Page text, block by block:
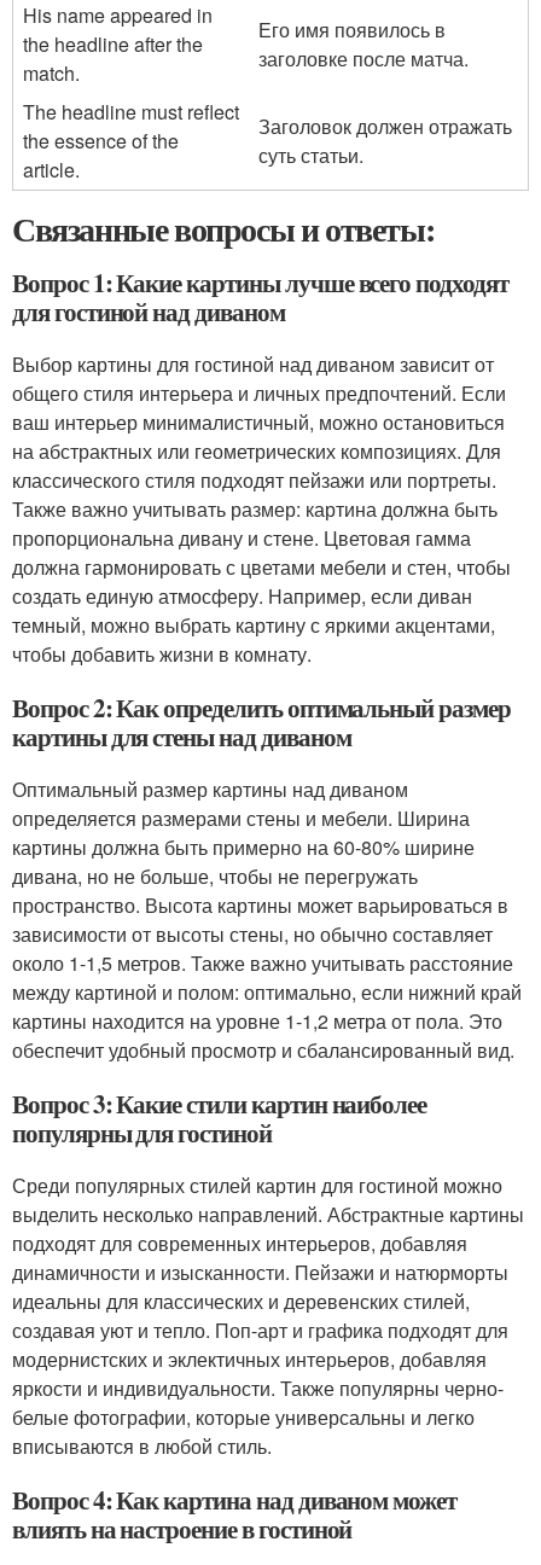
His name appeared in
the headline after the
match.
Его имя появилось в
заголовке после матча.
The headline must reflect
the essence of the
article.
Заголовок должен отражать
суть статьи.
Связанные вопросы и ответы:
Вопрос 1: Какие картины лучше всего подходят
для гостиной над диваном
Выбор картины для гостиной над диваном зависит от
общего стиля интерьера и личных предпочтений. Если
ваш интерьер минималистичный, можно остановиться
на абстрактных или геометрических композициях. Для
классического стиля подходят пейзажи или портреты.
Также важно учитывать размер: картина должна быть
пропорциональна дивану и стене. Цветовая гамма
должна гармонировать с цветами мебели и стен, чтобы
создать единую атмосферу. Например, если диван
темный, можно выбрать картину с яркими акцентами,
чтобы добавить жизни в комнату.
Вопрос 2: Как определить оптимальный размер
картины для стены над диваном
Оптимальный размер картины над диваном
определяется размерами стены и мебели. Ширина
картины должна быть примерно на 60-80% ширине
дивана, но не больше, чтобы не перегружать
пространство. Высота картины может варьироваться в
зависимости от высоты стены, но обычно составляет
около 1-1,5 метров. Также важно учитывать расстояние
между картиной и полом: оптимально, если нижний край
картины находится на уровне 1-1,2 метра от пола. Это
обеспечит удобный просмотр и сбалансированный вид.
Вопрос 3: Какие стили картин наиболее
популярны для гостиной
Среди популярных стилей картин для гостиной можно
выделить несколько направлений. Абстрактные картины
подходят для современных интерьеров, добавляя
динамичности и изысканности. Пейзажи и натюрморты
идеальны для классических и деревенских стилей,
создавая уют и тепло. Поп-арт и графика подходят для
модернистских и эклектичных интерьеров, добавляя
яркости и индивидуальности. Также популярны черно-
белые фотографии, которые универсальны и легко
вписываются в любой стиль.
Вопрос 4: Как картина над диваном может
влиять на настроение в гостиной